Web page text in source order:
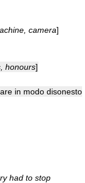
camera]
honours]
in modo disonesto
had to stop